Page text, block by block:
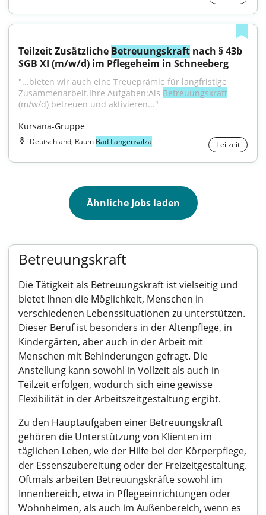
Teilzeit Zusätzliche Betreuungskraft nach § 43b
SGB XI (m/w/d) im Pflegeheim in Schneeberg
"...bieten wir auch eine Treueprämie für langfristige
Zusammenarbeit.Ihre Aufgaben:Als Betreuungskraft
(m/w/d) betreuen und aktivieren..."
Kursana-Gruppe
Deutschland, Raum Bad Langensalza Teilzeit
Ähnliche Jobs laden
Betreuungskraft
Die Tätigkeit als Betreuungskraft ist vielseitig und
bietet Ihnen die Möglichkeit, Menschen in
verschiedenen Lebenssituationen zu unterstützen.
Dieser Beruf ist besonders in der Altenpflege, in
Kindergärten, aber auch in der Arbeit mit
Menschen mit Behinderungen gefragt. Die
Anstellung kann sowohl in Vollzeit als auch in
Teilzeit erfolgen, wodurch sich eine gewisse
Flexibilität in der Arbeitszeitgestaltung ergibt.
Zu den Hauptaufgaben einer Betreuungskraft
gehören die Unterstützung von Klienten im
täglichen Leben, wie der Hilfe bei der Körperpflege,
der Essenszubereitung oder der Freizeitgestaltung.
Oftmals arbeiten Betreuungskräfte sowohl im
Innenbereich, etwa in Pflegeeinrichtungen oder
Wohnheimen, als auch im Außenbereich, wenn es